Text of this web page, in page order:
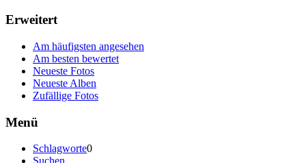
Erweitert
Am häufigsten angesehen
Am besten bewertet
Neueste Fotos
Neueste Alben
Zufällige Fotos
Menü
Schlagworte0